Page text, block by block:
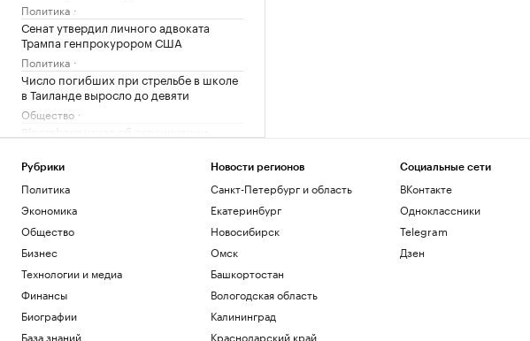
Политика
Сенат утвердил личного адвоката
Трампа генпрокурором США
Политика
Число погибших при стрельбе в школе
в Таиланде выросло до девяти
Общество
Bloomberg узнал об ограничении
Политика
Рубрики
Политика
Экономика
Общество
Бизнес
Технологии и медиа
Финансы
Биографии
База знаний
Новости регионов
Санкт-Петербург и область
Екатеринбург
Новосибирск
Омск
Башкортостан
Вологодская область
Калининград
Краснодарский край
Социальные сети
ВКонтакте
Одноклассники
Telegram
Дзен